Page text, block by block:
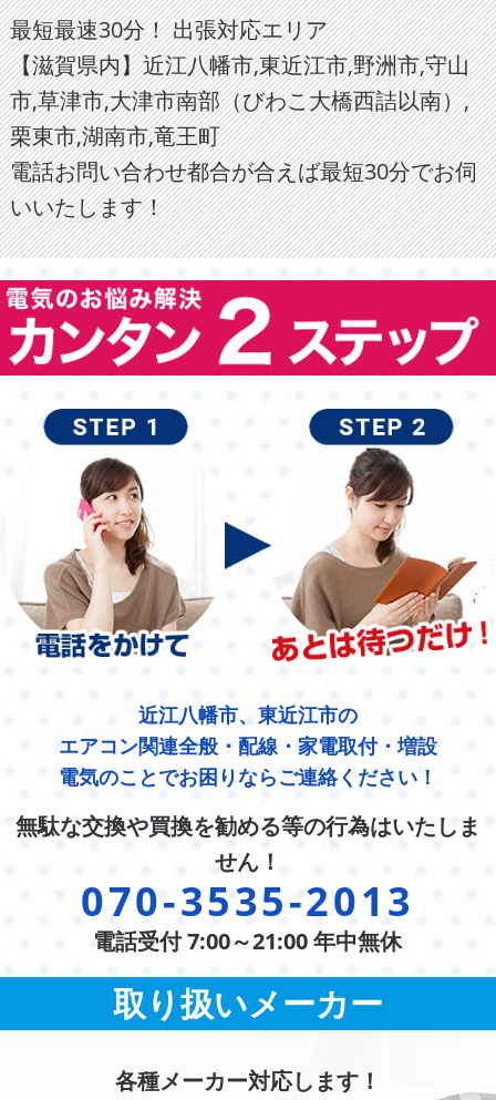
最短最速30分！ 出張対応エリア
【滋賀県内】近江八幡市,東近江市,野洲市,守山
市,草津市,大津市南部（びわこ大橋西詰以南）,
栗東市,湖南市,竜王町
電話お問い合わせ都合が合えば最短30分でお伺
いいたします！
近江八幡市、東近江市の
エアコン関連全般・配線・家電取付・増設
電気のことでお困りならご連絡ください！
無駄な交換や買換を勧める等の行為はいたしま
せん！
070-3535-2013
電話受付 7:00～21:00 年中無休
取り扱いメーカー
各種メーカー対応します！